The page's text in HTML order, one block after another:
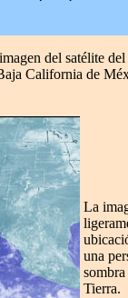
del satélite
California de
La
una
Tierra.